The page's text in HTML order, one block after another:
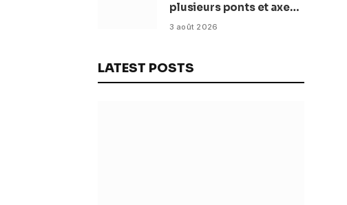
plusieurs ponts et axes
routiers
3 août 2026
LATEST POSTS